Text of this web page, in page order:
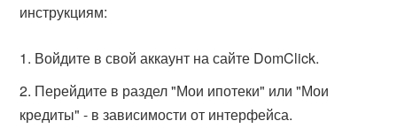
инструкциям:
Войдите в свой аккаунт на сайте DomClick.
Перейдите в раздел "Мои ипотеки" или "Мои
кредиты" - в зависимости от интерфейса.